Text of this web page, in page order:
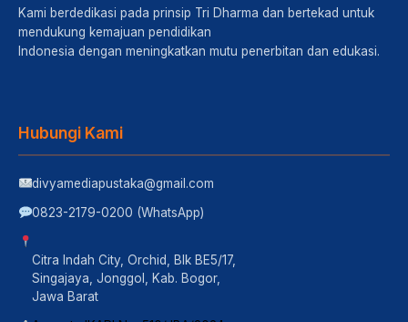
Kami berdedikasi pada prinsip Tri Dharma dan bertekad untuk
mendukung kemajuan pendidikan
Indonesia dengan meningkatkan mutu penerbitan dan edukasi.
Hubungi Kami
divyamediapustaka@gmail.com
0823-2179-0200 (WhatsApp)
Citra Indah City, Orchid, Blk BE5/17,
Singajaya, Jonggol, Kab. Bogor,
Jawa Barat